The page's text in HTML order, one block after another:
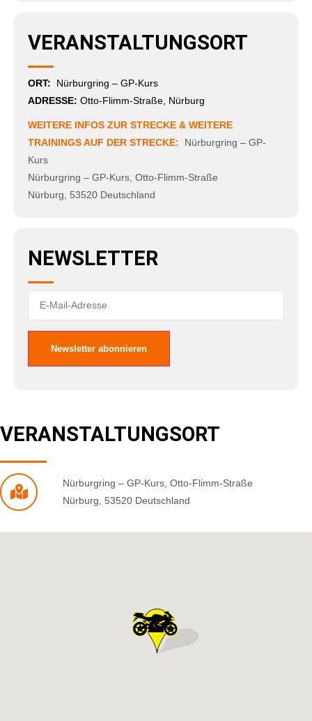
VERANSTALTUNGSORT
ORT: Nürburgring – GP-Kurs
ADRESSE: Otto-Flimm-Straße, Nürburg
WEITERE INFOS ZUR STRECKE & WEITERE
TRAININGS AUF DER STRECKE: Nürburgring – GP-
Kurs
Nürburgring – GP-Kurs Otto-Flimm-Straße
Nürburg
53520 Deutschland
NEWSLETTER
VERANSTALTUNGSORT
Nürburgring – GP-Kurs, Otto-Flimm-Straße
Nürburg
53520 Deutschland